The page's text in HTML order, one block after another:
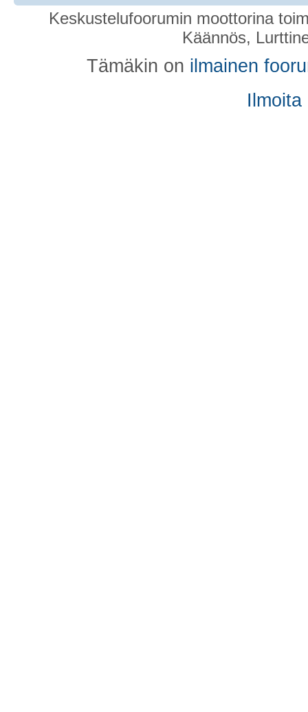
Keskustelufoorumin moottorina
Käännös,
Tämäkin on ilmainen